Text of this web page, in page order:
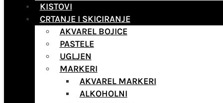
KISTOVI
CRTANJE I SKICIRANJE
AKVAREL BOJICE
PASTELE
UGLJEN
MARKERI
AKVAREL MARKERI
ALKOHOLNI